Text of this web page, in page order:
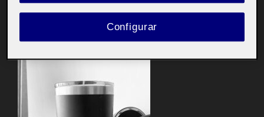
Configurar